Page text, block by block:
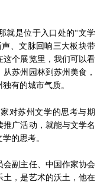
就是位于入口处的“文学
、文脉回响三大板块带
这个展览里，我们可以看
苏州园林到苏州美食，
有的城市气质。
对苏州文学的思考与期
广活动，就能与文学名
的思考。
会副主任、中国作家协会
土，是艺术的沃土，他在